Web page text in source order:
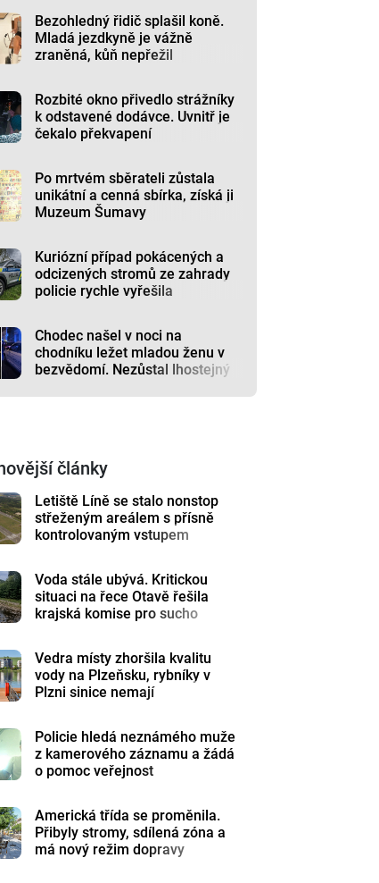
Bezohledný řidič splašil koně.
Mladá jezdkyně je vážně
zraněná, kůň nepřežil
Rozbité okno přivedlo strážníky
k odstavené dodávce. Uvnitř je
čekalo překvapení
Po mrtvém sběrateli zůstala
unikátní a cenná sbírka, získá ji
Muzeum Šumavy
Kuriózní případ pokácených a
odcizených stromů ze zahrady
policie rychle vyřešila
Chodec našel v noci na
chodníku ležet mladou ženu v
bezvědomí. Nezůstal lhostejný
články
Letiště Líně se stalo nonstop
střeženým areálem s přísně
kontrolovaným vstupem
Voda stále ubývá. Kritickou
situaci na řece Otavě řešila
krajská komise pro sucho
Vedra místy zhoršila kvalitu
vody na Plzeňsku, rybníky v
Plzni sinice nemají
Policie hledá neznámého muže
z kamerového záznamu a žádá
o pomoc veřejnost
Americká třída se proměnila.
Přibyly stromy, sdílená zóna a
má nový režim dopravy